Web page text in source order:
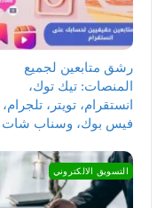
رشق متابعين لجميع
المنصات: تيك توك،
انستقرام، تويتر، تلجرام،
فيس بوك، وسناب شات
التسويق الالكتروني